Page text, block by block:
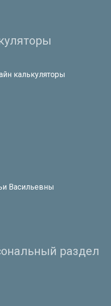
калькуляторы
Васильевны
раздел